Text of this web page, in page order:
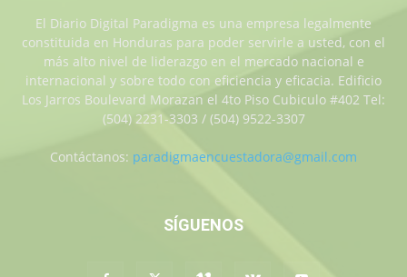
El Diario Digital Paradigma es una empresa legalmente
constituida en Honduras para poder servirle a usted, con el
más alto nivel de liderazgo en el mercado nacional e
internacional y sobre todo con eficiencia y eficacia. Edificio
Los Jarros Boulevard Morazan el 4to Piso Cubiculo #402 Tel:
(504) 2231-3303 / (504) 9522-3307
Contáctanos: paradigmaencuestadora@gmail.com
SÍGUENOS